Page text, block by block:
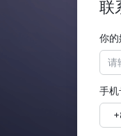
联
你的
手机